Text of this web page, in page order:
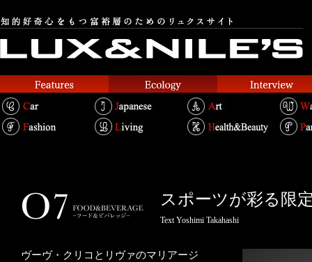
スポーツが彩る限
Text Yoshimi Takahashi
ヴーヴ・クリコとリヴァのマリアージ